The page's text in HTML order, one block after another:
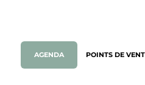
AGENDA POINTS DE